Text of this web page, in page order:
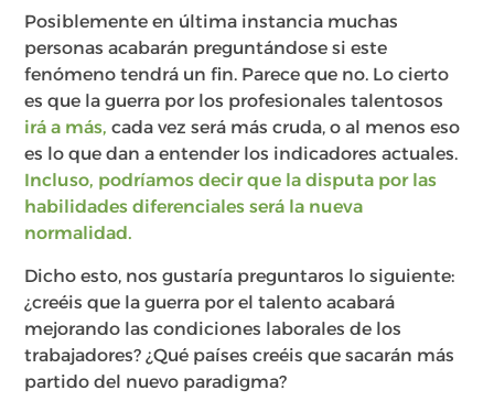
Posiblemente en última instancia muchas
personas acabarán preguntándose si este
fenómeno tendrá un fin. Parece que no. Lo cierto
es que la guerra por los profesionales talentosos
irá a más, cada vez será más cruda, o al menos eso
es lo que dan a entender los indicadores actuales.
Incluso, podríamos decir que la disputa por las
habilidades diferenciales será la nueva
normalidad.
Dicho esto, nos gustaría preguntaros lo siguiente:
¿creéis que la guerra por el talento acabará
mejorando las condiciones laborales de los
trabajadores? ¿Qué países creéis que sacarán más
partido del nuevo paradigma?